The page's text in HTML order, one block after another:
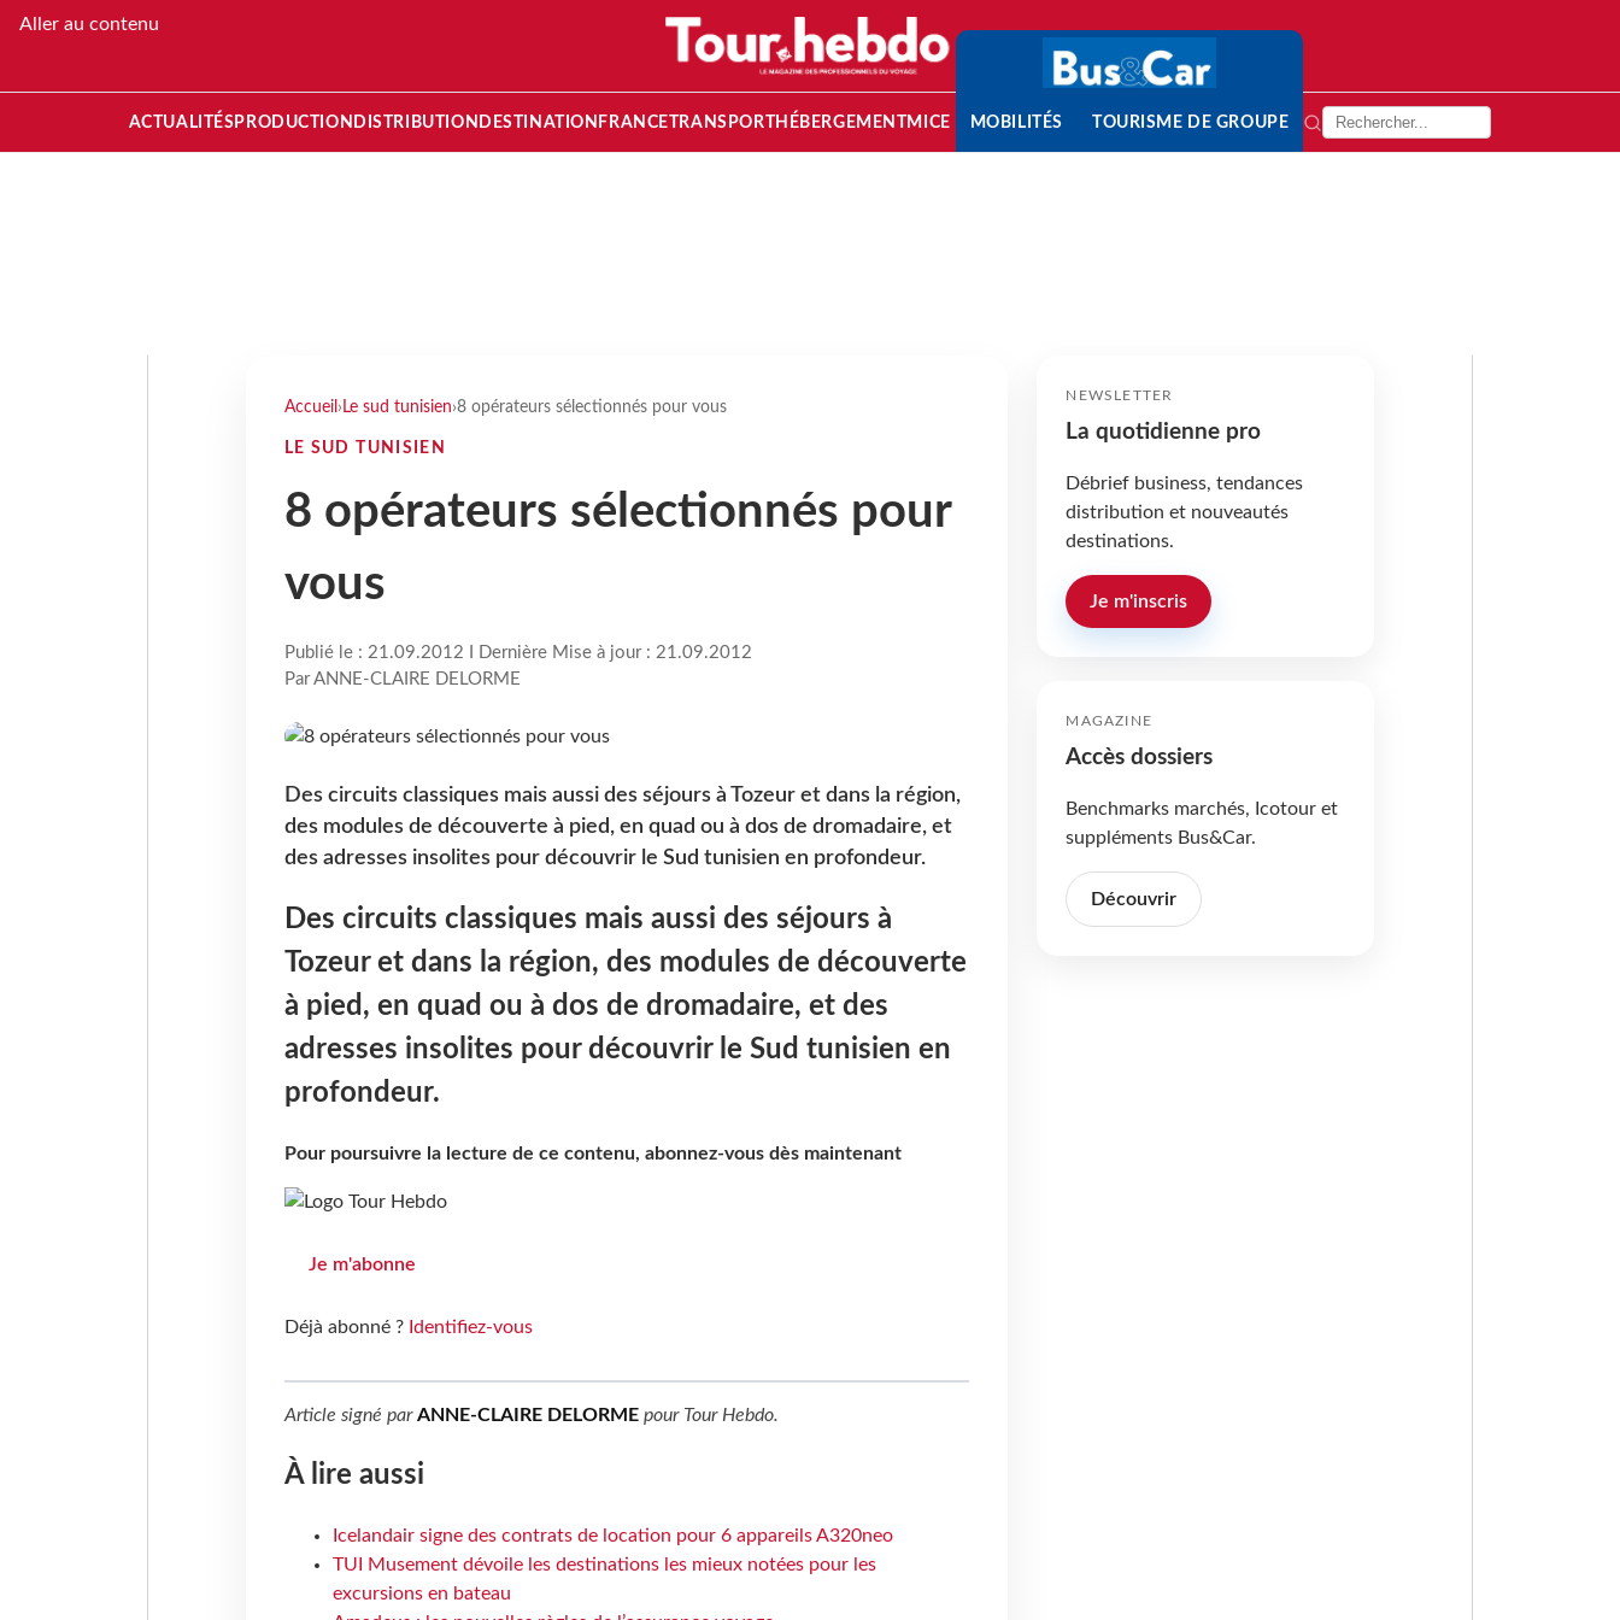
Aller au contenu
ACTUALITÉS PRODUCTION DISTRIBUTION DESTINATION FRANCETRANSPORT HÉBERGEMENTMICE MOBILITÉS TOURISME DE GROUPE
Accueil › Le sud tunisien›8 opérateurs sélectionnés pour vous
LE SUD TUNISIEN
8 opérateurs sélectionnés pour
vous
Publié le : 21.09.2012 I Dernière Mise à jour : 21.09.2012
Par ANNE-CLAIRE DELORME
Des circuits classiques mais aussi des séjours à Tozeur et dans la région,
des modules de découverte à pied, en quad ou à dos de dromadaire, et
des adresses insolites pour découvrir le Sud tunisien en profondeur.
Des circuits classiques mais aussi des séjours à
Tozeur et dans la région, des modules de découverte
à pied, en quad ou à dos de dromadaire, et des
adresses insolites pour découvrir le Sud tunisien en
profondeur.
Pour poursuivre la lecture de ce contenu, abonnez-vous dès maintenant
Je m'abonne
Déjà abonné ? Identifiez-vous
Article signé parANNE-CLAIRE DELORMEpour Tour Hebdo.
À lire aussi
Icelandair signe des contrats de location pour 6 appareils A320neo
TUI Musement dévoile les destinations les mieux notées pour les
excursions en bateau
NEWSLETTER
La quotidienne pro
Débrief business, tendances
distribution et nouveautés
destinations.
Je m'inscris
MAGAZINE
Accès dossiers
Benchmarks marchés, Icotour et
suppléments Bus&Car.
Découvrir